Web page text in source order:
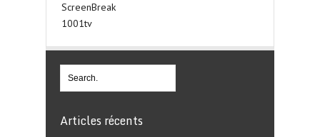
ScreenBreak
1001tv
Articles récents